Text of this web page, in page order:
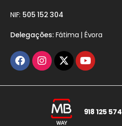
NIF: 505 152 304
Delegações:Fátima | Évora
918 125 574